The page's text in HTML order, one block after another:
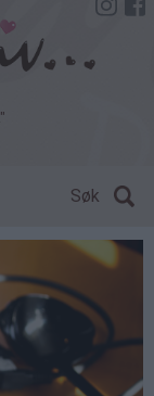
Søk